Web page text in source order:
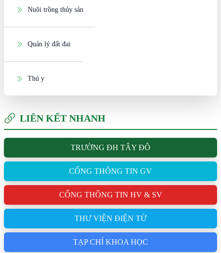
Nuôi trồng thủy sản
Quản lý đất đai
Thú y
LIÊN KẾT NHANH
TRƯỜNG ĐH TÂY ĐÔ
CỔNG THÔNG TIN GV
CỔNG THÔNG TIN HV & SV
THƯ VIỆN ĐIỆN TỬ
TẠP CHÍ KHOA HỌC